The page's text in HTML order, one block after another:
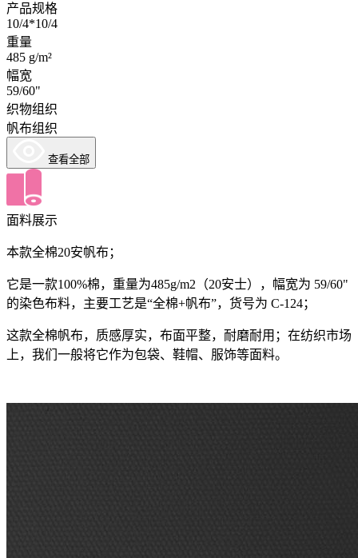
产品规格
10/4*10/4
重量
485 g/m²
幅宽
59/60"
织物组织
帆布组织
查看全部
面料展示
本款全棉20安帆布；
它是一款100%棉，重量为485g/m2（20安士），幅宽为 59/60"
的染色布料，主要工艺是“全棉+帆布”，货号为 C-124；
这款全棉帆布，质感厚实，布面平整，耐磨耐用；在纺织市场
上，我们一般将它作为包袋、鞋帽、服饰等面料。